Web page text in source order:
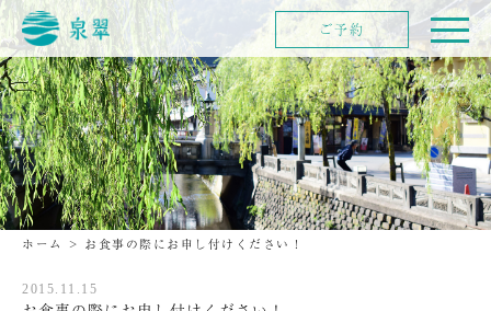
ホーム > お食事の際にお申し付けください！
2015.11.15
ご予約